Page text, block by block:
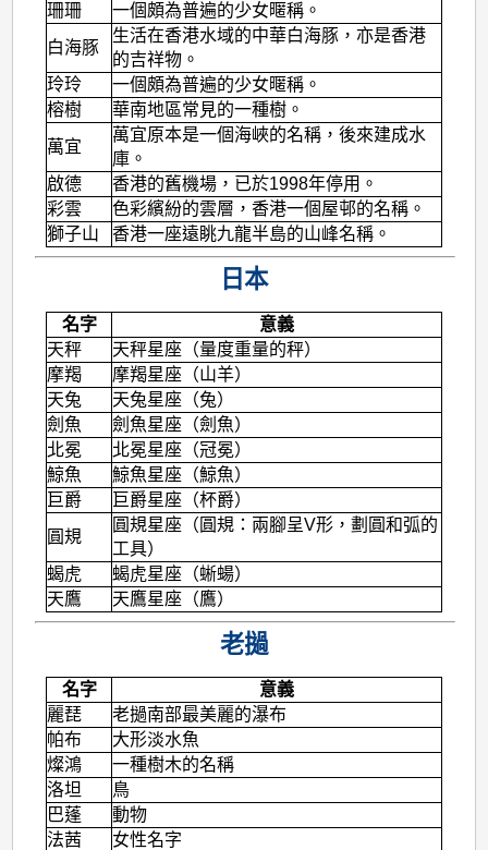
珊珊
一個頗為普遍的少女暱稱。
白海豚
生活在香港水域的中華白海豚，亦是香港
的吉祥物。
玲玲
一個頗為普遍的少女暱稱。
榕樹
華南地區常見的一種樹。
萬宜
萬宜原本是一個海峽的名稱，後來建成水
庫。
啟德
香港的舊機場，已於1998年停用。
彩雲
色彩繽紛的雲層，香港一個屋邨的名稱。
獅子山
香港一座遠眺九龍半島的山峰名稱。
日本
名字
意義
天秤
天秤星座（量度重量的秤）
摩羯
摩羯星座（山羊）
天兔
天兔星座（兔）
劍魚
劍魚星座（劍魚）
北冕
北冕星座（冠冕）
鯨魚
鯨魚星座（鯨魚）
巨爵
巨爵星座（杯爵）
圓規
圓規星座（圓規：兩腳呈V形，劃圓和弧的
工具）
蝎虎
蝎虎星座（蜥蝪）
天鷹
天鷹星座（鷹）
老撾
名字
意義
麗琵
老撾南部最美麗的瀑布
帕布
大形淡水魚
燦鴻
一種樹木的名稱
洛坦
鳥
巴蓬
動物
法茜
女性名字